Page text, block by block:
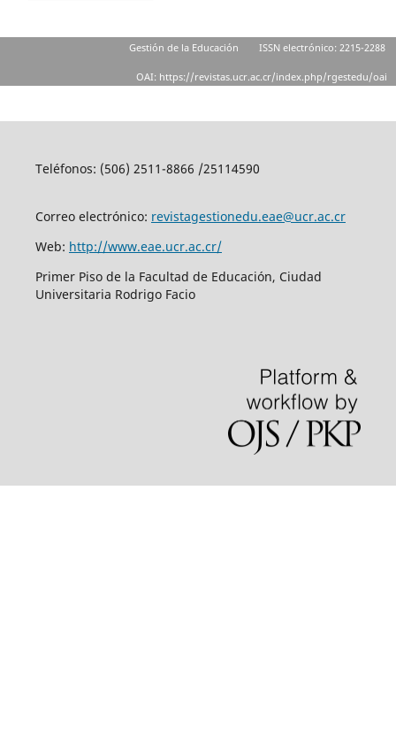
Gestión de la Educación ISSN electrónico: 2215-2288
OAI: https://revistas.ucr.ac.cr/index.php/rgestedu/oai
Teléfonos: (506) 2511-8866 /25114590
Correo electrónico: revistagestionedu.eae@ucr.ac.cr
Web: http://www.eae.ucr.ac.cr/
Primer Piso de la Facultad de Educación, Ciudad
Universitaria Rodrigo Facio